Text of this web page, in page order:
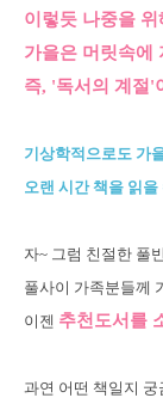
이렇듯 나중을
가을은 머릿속에
즉, '독서의 계절'
기상학적으로도 가
오랜 시간 책을 읽
자~ 그럼 친절한 풀
풀사이 가족분들께
이젠 추천도서를
과연 어떤 책일지